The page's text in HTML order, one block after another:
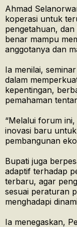
Ahmad
koperasi untuk
pengetahuan,
benar mampu
anggotanya dan
Ia menilai,
dalam
kepentingan,
pemahaman
“Melalui forum
inovasi baru
pembangunan
Bupati juga
adaptif terhadap
terbaru, agar
sesuai peraturan
menghadapi
Ia menegaskan,